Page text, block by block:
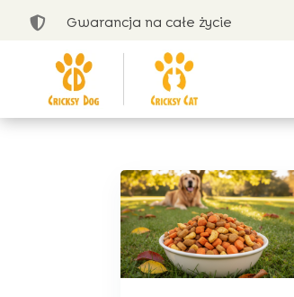
 Gwarancja na całe życie